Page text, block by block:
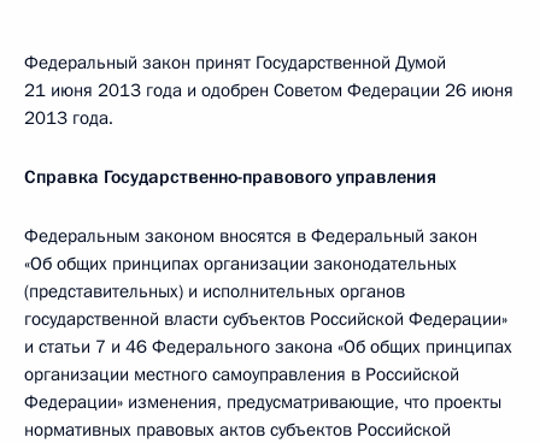
Федеральный закон принят Государственной Думой
21 июня 2013 года и одобрен Советом Федерации 26 июня
2013 года.
Справка Государственно-правового управления
Федеральным законом вносятся в Федеральный закон
«Об общих принципах организации законодательных
(представительных) и исполнительных органов
государственной власти субъектов Российской Федерации»
и статьи 7 и 46 Федерального закона «Об общих принципах
организации местного самоуправления в Российской
Федерации» изменения, предусматривающие, что проекты
нормативных правовых актов субъектов Российской